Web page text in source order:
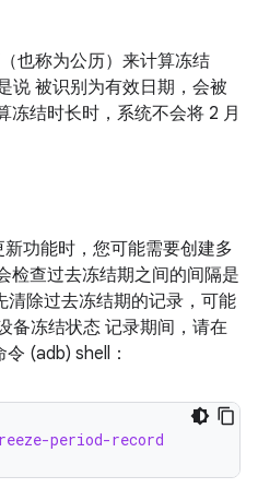
也称为公历）来计算冻结
说 被识别为有效日期，会被
冻结时长时，系统不会将 2 月
功能时，您可能需要创建多
检查过去冻结期之间的间隔是
除过去冻结期的记录，可能
备冻结状态 记录期间，请在
(adb) shell：
period-record